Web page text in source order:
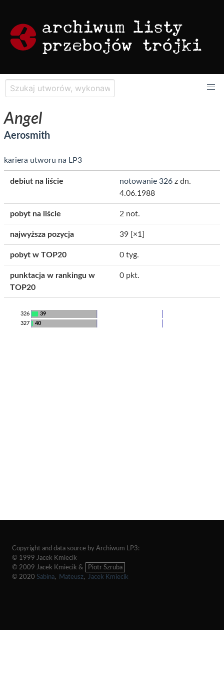
Angel
Aerosmith
kariera utworu na LP3
debiut na liście notowanie 326 z dn.
4.06.1988
pobyt na liście 2 not.
najwyższa pozycja 39 [×1]
pobyt w TOP20 0 tyg.
punktacja w rankingu w
TOP20
0 pkt.
39
326
40
327
Copyright and data source by Archiwum LP3:
© 1999 Jacek Kmiecik
© 2009 Jacek Kmiecik &
Piotr Szruba
© 2020 Sabina, Mateusz, Jacek Kmiecik